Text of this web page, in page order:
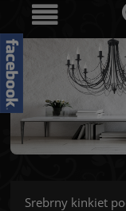
Srebrny kinkiet